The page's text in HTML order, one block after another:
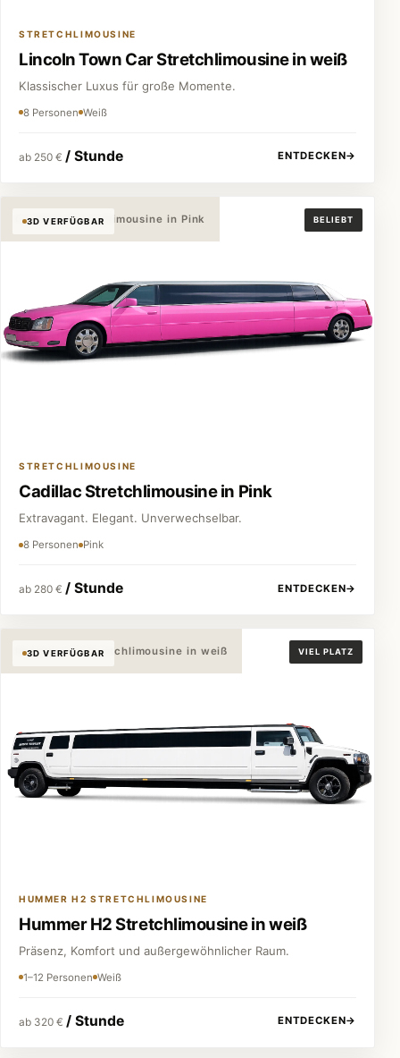
STRETCHLIMOUSINE
Lincoln Town Car Stretchlimousine in weiß
Klassischer Luxus für große Momente.
8 Personen Weiß
ab 250 € / Stunde ENTDECKEN→
Cadillac Stretchlimousine in Pink
3D VERFÜGBAR BELIEBT
STRETCHLIMOUSINE
Cadillac Stretchlimousine in Pink
Extravagant. Elegant. Unverwechselbar.
8 Personen Pink
ab 280 € / Stunde ENTDECKEN→
Hummer H2 Stretchlimousine in weiß
3D VERFÜGBAR VIEL PLATZ
HUMMER H2 STRETCHLIMOUSINE
Hummer H2 Stretchlimousine in weiß
Präsenz, Komfort und außergewöhnlicher Raum.
1–12 Personen Weiß
ab 320 € / Stunde ENTDECKEN→